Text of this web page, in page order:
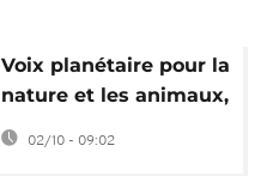
Voix planétaire pour la
nature et les animaux,
Jane Goodall s’éteint à
91 ans
02/10 - 09:02